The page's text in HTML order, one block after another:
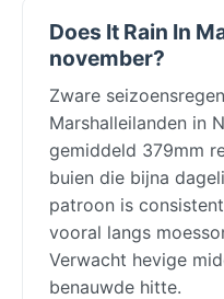
Does It Rain In
november?
Zware
Marshalleilanden in
gemiddeld 379mm
buien die bijna
patroon is
vooral langs
Verwacht hevige
benauwde hitte.